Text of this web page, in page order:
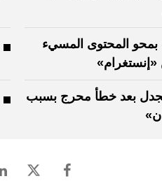
بمحو المحتوى المسيء
الجدل بعد خطأ محرج بسبب